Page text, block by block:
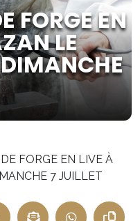
FORGE EN
LE
FORGE EN LIVE À
7 JUILLET